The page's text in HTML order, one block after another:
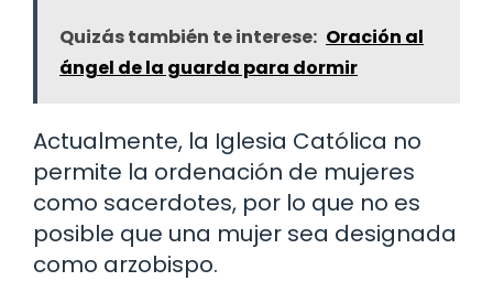
Quizás también te interese: Oración al
ángel de la guarda para dormir
Actualmente, la Iglesia Católica no
permite la ordenación de mujeres
como sacerdotes, por lo que no es
posible que una mujer sea designada
como arzobispo.